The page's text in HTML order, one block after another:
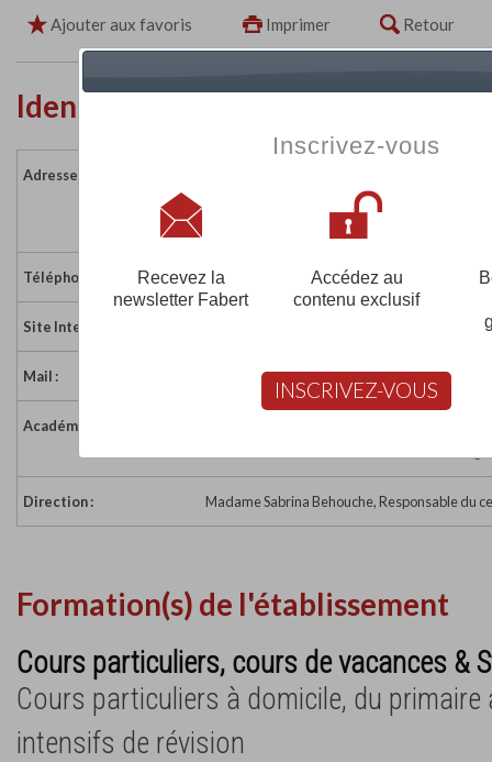
Ajouter aux favoris Imprimer Retour
Identité de l'établissement
Adresse :
Téléphone : 04 76 47 22 12
Site Internet : https://www.completude.com/agence/
Mail : contact@completude.com
Académie :
Direction : Madame Sabrina Behouche, Responsable du
Formation(s) de l'établissement
Cours particuliers, cours de vacances &
Cours particuliers à domicile, du primaire
intensifs de révision
Inscrivez-vous
Recevez la
newsletter Fabert
Accédez au
contenu exclusif
INSCRIVEZ-VOUS